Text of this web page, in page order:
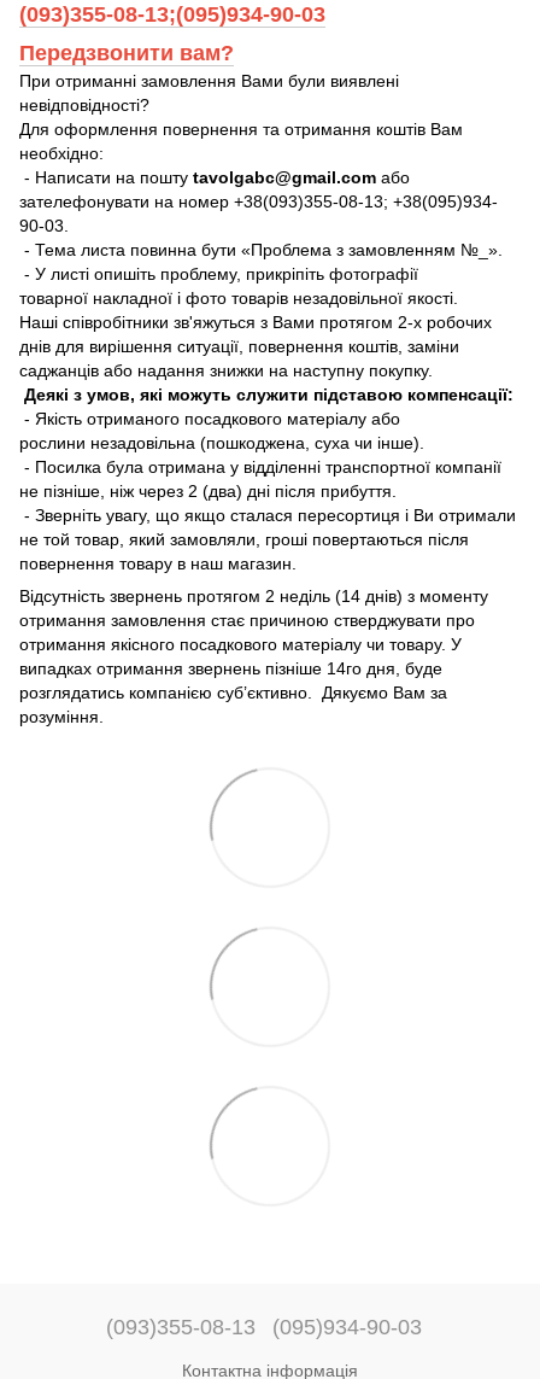
(093)355-08-13;(095)934-90-03
Передзвонити вам?
При отриманні замовлення Вами були виявлені
невідповідності?
Для оформлення повернення та отримання коштів Вам
необхідно:
- Написати на пошту tavolgabc@gmail.com або
зателефонувати на номер +38(093)355-08-13; +38(095)934-
90-03.
- Тема листа повинна бути «Проблема з замовленням №_».
- У листі опишіть проблему, прикріпіть фотографії
товарної накладної і фото товарів незадовільної якості.
Наші співробітники зв'яжуться з Вами протягом 2-х робочих
днів для вирішення ситуації, повернення коштів, заміни
саджанців або надання знижки на наступну покупку.
Деякі з умов, які можуть служити підставою компенсації:
- Якість отриманого посадкового матеріалу або
рослини незадовільна (пошкоджена, суха чи інше).
- Посилка була отримана у відділенні транспортної компанії
не пізніше, ніж через 2 (два) дні після прибуття.
- Зверніть увагу, що якщо сталася пересортиця і Ви отримали
не той товар, який замовляли, гроші повертаються після
повернення товару в наш магазин.
Відсутність звернень протягом 2 неділь (14 днів) з моменту
отримання замовлення стає причиною стверджувати про
отримання якісного посадкового матеріалу чи товару. У
випадках отримання звернень пізніше 14го дня, буде
розглядатись компанією суб’єктивно. Дякуємо Вам за
розуміння.
(093)355-08-13 (095)934-90-03
Контактна інформація